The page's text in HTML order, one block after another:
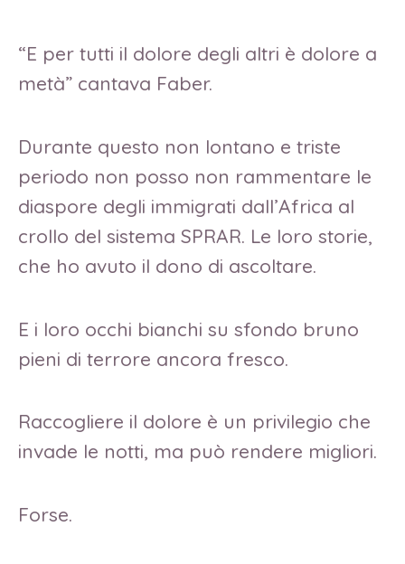
“E per tutti il dolore degli altri è dolore a
metà” cantava Faber.
Durante questo non lontano e triste
periodo non posso non rammentare le
diaspore degli immigrati dall’Africa al
crollo del sistema SPRAR. Le loro storie,
che ho avuto il dono di ascoltare.
E i loro occhi bianchi su sfondo bruno
pieni di terrore ancora fresco.
Raccogliere il dolore è un privilegio che
invade le notti, ma può rendere migliori.
Forse.